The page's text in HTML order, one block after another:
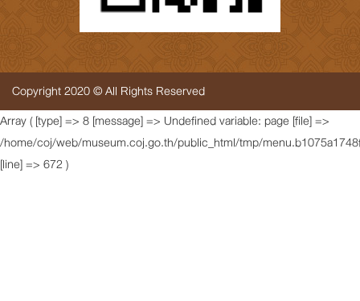
Copyright 2020 © All Rights Reserved
Array ( [type] => 8 [message] => Undefined variable: page [file] =>
/home/coj/web/museum.coj.go.th/public_html/tmp/
[line] => 672 )